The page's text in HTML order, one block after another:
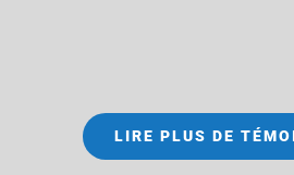
LIRE PLUS DE